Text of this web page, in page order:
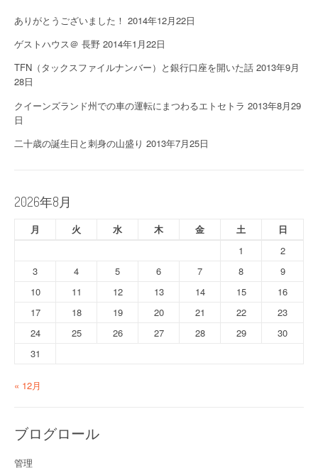
ありがとうございました！ 2014年12月22日
ゲストハウス＠ 長野 2014年1月22日
TFN（タックスファイルナンバー）と銀行口座を開いた話 2013年9月
28日
クイーンズランド州での車の運転にまつわるエトセトラ 2013年8月29
日
二十歳の誕生日と刺身の山盛り 2013年7月25日
2026年8月
月 火 水 木 金 土
日
1
2
3
4 5 6 7 8
9
10
11 12 13 14 15
16
17
18 19 20 21 22
23
24
25 26 27 28 29
30
31
« 12月
ブログロール
管理